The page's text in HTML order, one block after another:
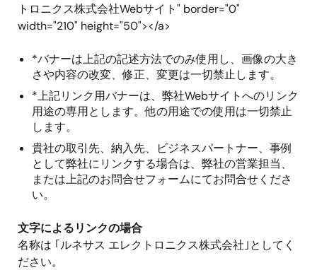
トロニクス株式会社Webサイト" border="0"
width="210" height="50"></a>
*バナーは上記の記述方法でのみ使用し、画像の大き
さや内容の改変、修正、変更は一切禁止します。
*上記リンク用バナーは、弊社Webサイトへのリンク
用途の専用とします。他の用途での使用は一切禁止
します。
貴社の取引先、納入先、ビジネスパートナー、事例
として弊社にリンクする場合は、弊社の営業担当、
または上記のお問合せフォームにてお問合せくださ
い。
文字によるリンクの場合
名称は ｢ルネサス エレクトロニクス株式会社｣としてく
ださい。